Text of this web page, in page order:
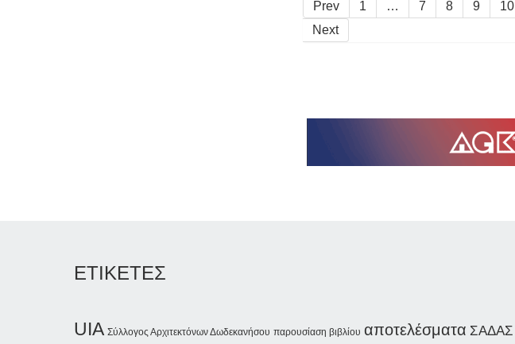
Prev
1 … 7 8 9 10
Next
ΕΤΙΚΕΤΕΣ
UIA Σύλλογος Αρχιτεκτόνων Δωδεκανήσου παρουσίαση βιβλίου αποτελέσματα ΣΑΔΑΣ